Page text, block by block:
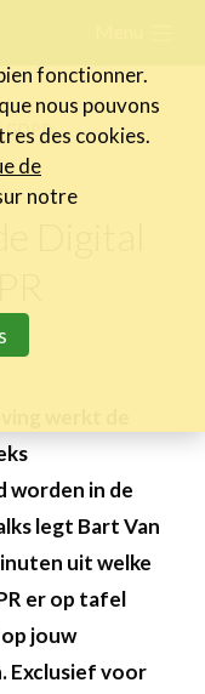
GDPR
Digital
worden in de
legt Bart Van
uit welke
er op tafel
jouw
Exclusief voor
du secteur
membres
fonctionner.
nous pouvons
des cookies.
de
notre